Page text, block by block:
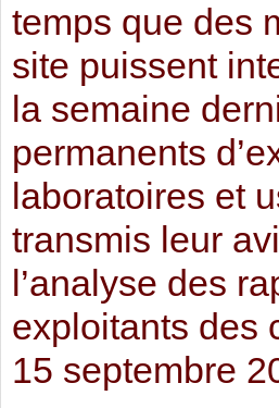
temps que des
site puissent
la semaine
permanents
laboratoires et
transmis leur
l’analyse des
exploitants des
15 septembre